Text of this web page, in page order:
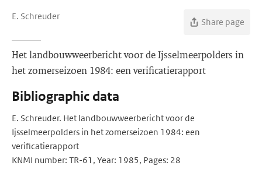
E. Schreuder
Share page
Het landbouwweerbericht voor de Ijsselmeerpolders in
het zomerseizoen 1984: een verificatierapport
Bibliographic data
E. Schreuder. Het landbouwweerbericht voor de
Ijsselmeerpolders in het zomerseizoen 1984: een
verificatierapport
KNMI number: TR-61, Year: 1985, Pages: 28